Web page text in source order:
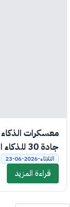
معسكرات الذكاء
جادة 30 للذكاء الاصطناعيAI)
الثلاثاء-2026-06-23
قراءة المزيد